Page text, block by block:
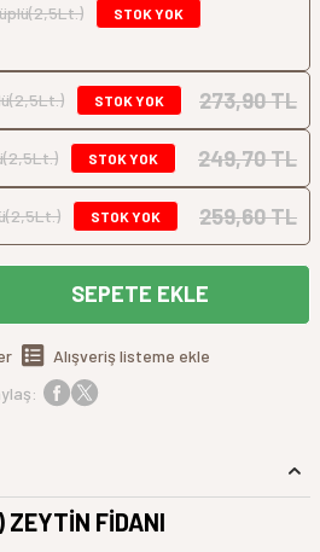
STOK YOK
STOK YOK 273,90 TL
STOK YOK 249,70 TL
STOK YOK 259,60 TL
SEPETE EKLE
Alışveriş listeme ekle
ZEYTİN FİDANI